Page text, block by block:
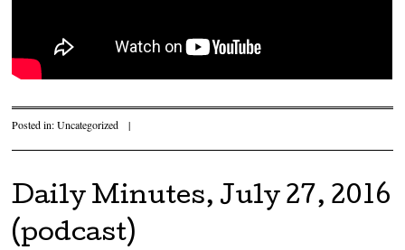
Posted in:Uncategorized |
Daily Minutes, July 27, 2016
(podcast)